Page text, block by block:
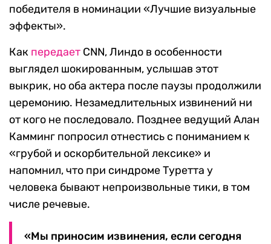
победителя в номинации «Лучшие визуальные
эффекты».
Как передает CNN, Линдо в особенности
выглядел шокированным, услышав этот
выкрик, но оба актера после паузы продолжили
церемонию. Незамедлительных извинений ни
от кого не последовало. Позднее ведущий Алан
Камминг попросил отнестись с пониманием к
«грубой и оскорбительной лексике» и
напомнил, что при синдроме Туретта у
человека бывают непроизвольные тики, в том
числе речевые.
«Мы приносим извинения, если сегодня